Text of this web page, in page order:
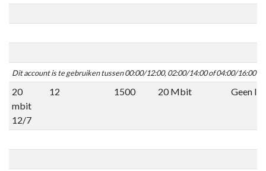
Dit account is te gebruiken tussen 00:00/12:00, 02:00/14:00 of 04:00/16:00
20
mbit
12/7
12 1500 20 Mbit Geen